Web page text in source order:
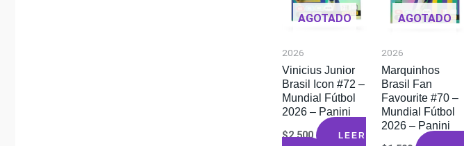
AGOTADO
2026
Vinicius Junior
Brasil Icon #72 –
Mundial Fútbol
2026 – Panini
$2.500 LEER
AGOTADO
2026
Marquinhos
Brasil Fan
Favourite #70 –
Mundial Fútbol
2026 – Panini